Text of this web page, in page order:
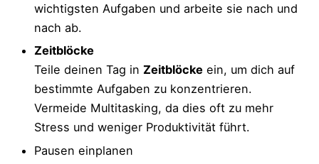
wichtigsten Aufgaben und arbeite sie nach und
nach ab.
Zeitblöcke
Teile deinen Tag in Zeitblöcke ein, um dich auf
bestimmte Aufgaben zu konzentrieren.
Vermeide Multitasking, da dies oft zu mehr
Stress und weniger Produktivität führt.
Pausen einplanen